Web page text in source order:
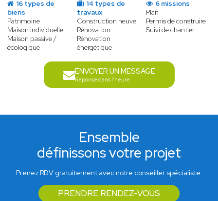
16 types de
biens
Patrimoine
Maison individuelle
Maison passive /
écologique
14 types de
travaux
Construction neuve
Rénovation
Rénovation
énergétique
6 missions
Plan
Permis de construire
Suivi de chantier
ENVOYER UN MESSAGE
Réponse dans l'heure
Ensemble
définissons votre projet
Prenez RDV gratuitement avec notre conseiller spécialiste.
PRENDRE RENDEZ-VOUS